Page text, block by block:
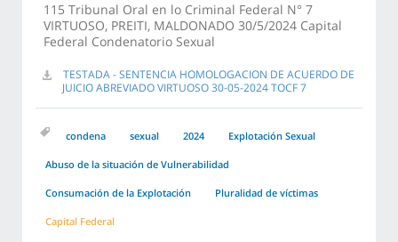
115 Tribunal Oral en lo Criminal Federal N° 7
VIRTUOSO, PREITI, MALDONADO 30/5/2024 Capital
Federal Condenatorio Sexual
TESTADA - SENTENCIA HOMOLOGACION DE ACUERDO DE
JUICIO ABREVIADO VIRTUOSO 30-05-2024 TOCF 7
condena sexual 2024 Explotación Sexual
Abuso de la situación de Vulnerabilidad
Consumación de la Explotación Pluralidad de víctimas
Capital Federal